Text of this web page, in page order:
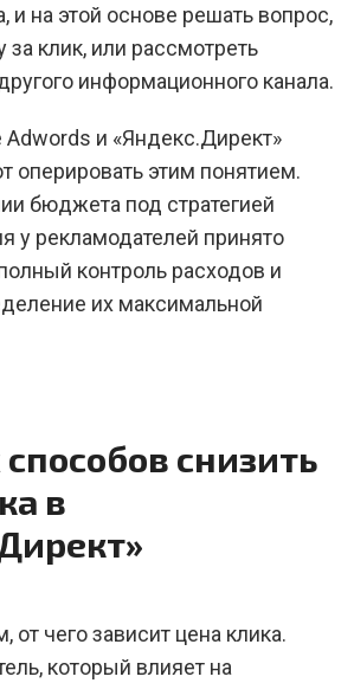
и на этой основе решать вопрос,
за клик, или рассмотреть
информационного канала.
и «Яндекс.Директ»
оперировать этим понятием.
бюджета под стратегией
у рекламодателей принято
контроль расходов и
их максимальной
снизить
в
чего зависит цена клика.
который влияет на